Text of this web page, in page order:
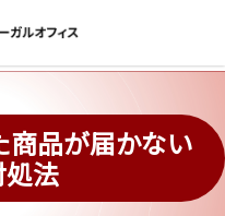
商品が届かない
法